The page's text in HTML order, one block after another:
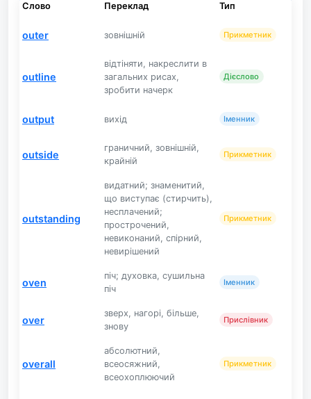
Слово Переклад Тип
outer зовнішній Прикметник
outline
відтіняти, накреслити в
загальних рисах,
зробити начерк
Дієслово
output вихід Іменник
outside
граничний, зовнішній,
крайній
Прикметник
outstanding
видатний; знаменитий,
що виступає (стирчить),
несплачений;
прострочений,
невиконаний, спірний,
невирішений
Прикметник
oven
піч; духовка, сушильна
піч
Іменник
over
зверх, нагорі, більше,
знову
Прислівник
overall
абсолютний,
всеосяжний,
всеохоплюючий
Прикметник